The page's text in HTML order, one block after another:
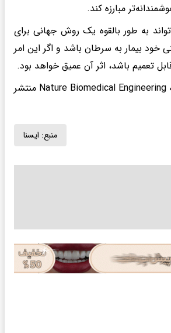
مبارزه کند.
به طور بالقوه یک روش جهانی برای
خود بیمار به سرطان باشد و اگر این امر
تعمیم باشد، اثر آن عمیق خواهد بود.
این پژوهش در مجله Nature Biomedical Engineering منتشر
منبع: ايسنا